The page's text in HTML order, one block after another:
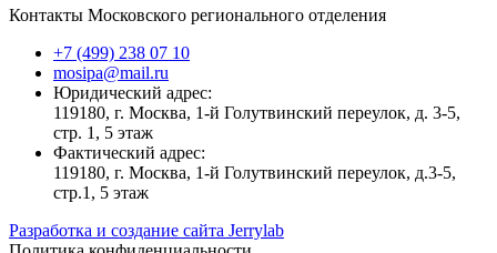
Контакты Московского регионального отделения
+7 (499) 238 07 10
mosipa@mail.ru
Юридический адрес:
119180, г. Москва, 1-й Голутвинский переулок, д. 3-5,
стр. 1, 5 этаж
Фактический адрес:
119180, г. Москва, 1-й Голутвинский переулок, д.3-5,
стр.1, 5 этаж
Разработка и создание сайта Jerrylab